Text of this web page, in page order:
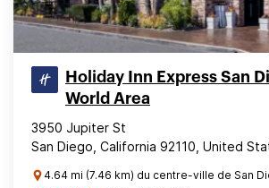
Holiday Inn Express San
World Area
3950 Jupiter St
San Diego, California 92110, United
4.64 mi (7.46 km) du centre-ville de San